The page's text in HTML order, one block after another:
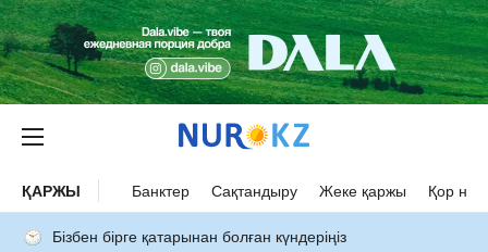
ҚАРЖЫ Банктер Сақтандыру Жеке қаржы Қор
Бізбен бірге қатарынан болған күндеріңіз